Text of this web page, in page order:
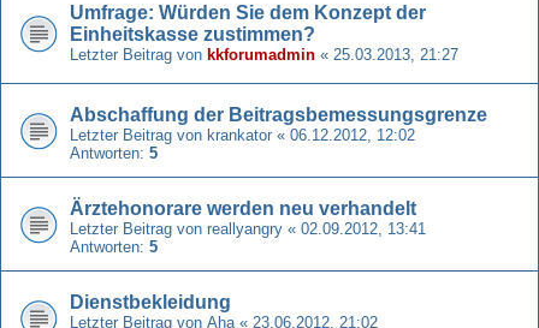
Umfrage: Würden Sie dem Konzept der
Einheitskasse zustimmen?
Letzter Beitrag von kkforumadmin « 25.03.2013, 21:27
Abschaffung der Beitragsbemessungsgrenze
Letzter Beitrag von krankator « 06.12.2012, 12:02
Antworten: 5
Ärztehonorare werden neu verhandelt
Letzter Beitrag von reallyangry « 02.09.2012, 13:41
Antworten: 5
Dienstbekleidung
Letzter Beitrag von Aha « 23.06.2012, 21:02